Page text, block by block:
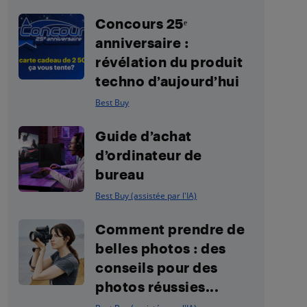
Concours 25ᵉ
anniversaire :
révélation du produit
techno d’aujourd’hui
Best Buy
Guide d’achat
d’ordinateur de
bureau
Best Buy (assistée par l'IA)
Comment prendre de
belles photos : des
conseils pour des
photos réussies...